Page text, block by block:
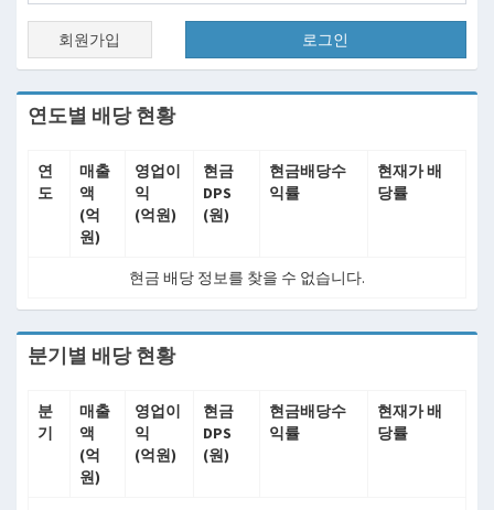
회원가입 로그인
연도별 배당 현황
연
도
매출
액
(억
원)
영업이
익
(억원)
현금
DPS
(원)
현금배당수
익률
현재가 배
당률
현금 배당 정보를 찾을 수 없습니다.
분기별 배당 현황
분
기
매출
액
(억
원)
영업이
익
(억원)
현금
DPS
(원)
현금배당수
익률
현재가 배
당률